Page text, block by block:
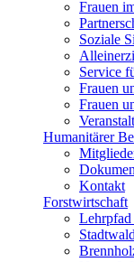
Frauen
Soziale
Service
Frauen
Frauen
Humanitärer
Kontakt
Forstwirtschaft
Stadtwald